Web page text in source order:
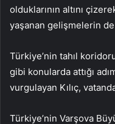
olduklarının altını
yaşanan gelişmelerin
Türkiye’nin tahıl
gibi konularda attığı
vurgulayan Kılıç,
Türkiye’nin Varşova